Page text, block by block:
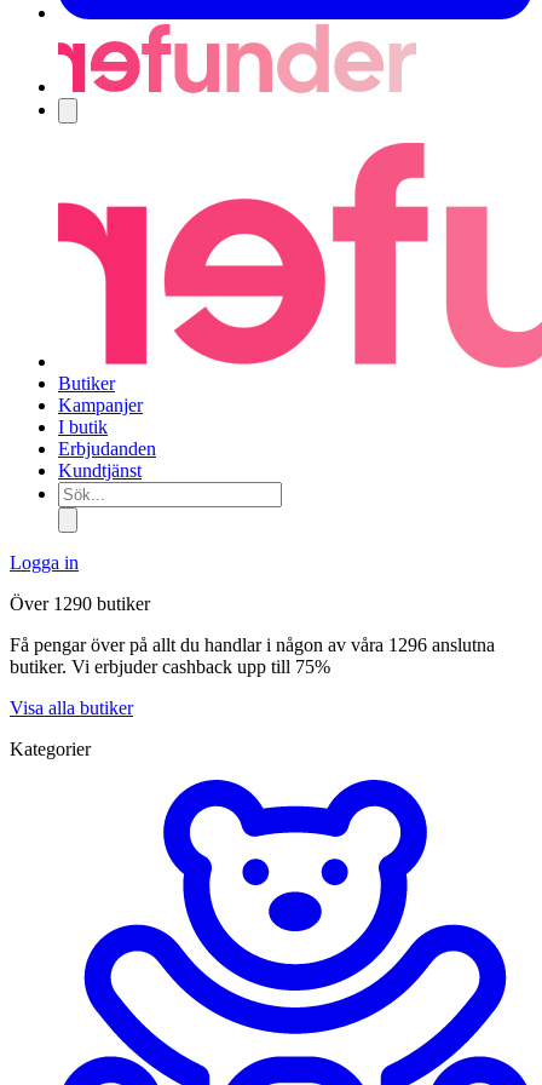
Butiker
Kampanjer
I butik
Erbjudanden
Kundtjänst
Sök...
Logga in
Över 1290 butiker
Få pengar över på allt du handlar i någon av våra 1296 anslutna
butiker. Vi erbjuder cashback upp till 75%
Visa alla butiker
Kategorier